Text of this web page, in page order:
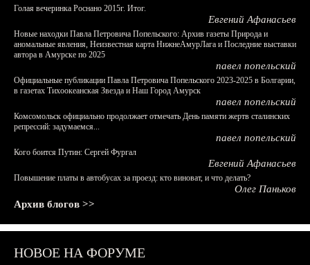
Голая вечеринка Роснано 2015г. Итог.
Евгений Афанасьев
Новые находки Павла Петровича Попельского: Архив газеты Природа и
аномальные явления, Неизвестная карта НижнеАмурЛага и Последние выставки
автора в Амурске по 2025
павел попельский
Официальные публикации Павла Петровича Попельского 2023-2025 в Болгарии,
в газетах Тихоокеанская Звезда и Наш Город Амурск
павел попельский
Комсомольск официально продолжает отмечать День памяти жертв сталинских
репрессий: задумаемся...
павел попельский
Кого боится Путин: Сергей Фургал
Евгений Афанасьев
Повышение платы в автобусах за проезд: кто виноват, и что делать?
Олег Паньков
Архив блогов >>
НОВОЕ НА ФОРУМЕ